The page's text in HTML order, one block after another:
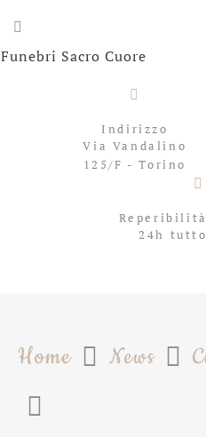
Indirizzo
Via Vandalino
125/F - Torino
24h
Home News